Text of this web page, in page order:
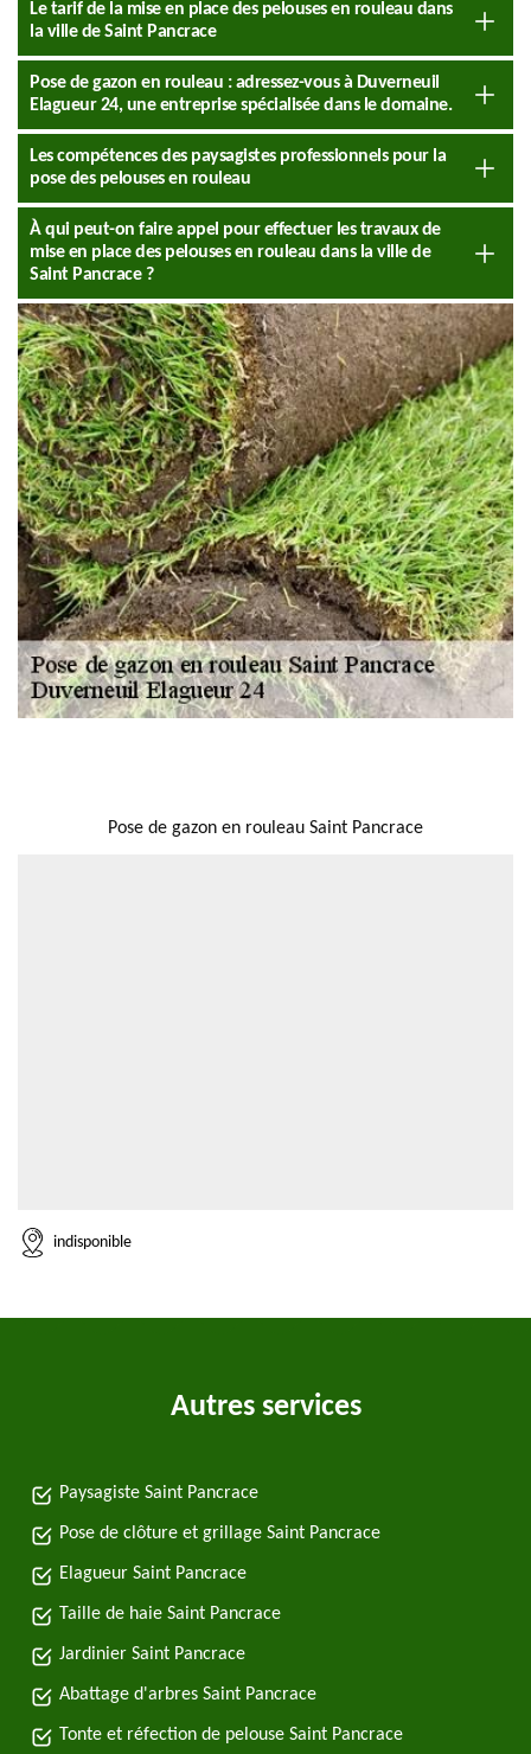
Le tarif de la mise en place des pelouses en rouleau dans
la ville de Saint Pancrace
Pose de gazon en rouleau : adressez-vous à Duverneuil
Elagueur 24, une entreprise spécialisée dans le domaine.
Les compétences des paysagistes professionnels pour la
pose des pelouses en rouleau
À qui peut-on faire appel pour effectuer les travaux de
mise en place des pelouses en rouleau dans la ville de
Saint Pancrace ?
Pose de gazon en rouleau Saint Pancrace
indisponible
Autres services
Paysagiste Saint Pancrace
Pose de clôture et grillage Saint Pancrace
Elagueur Saint Pancrace
Taille de haie Saint Pancrace
Jardinier Saint Pancrace
Abattage d'arbres Saint Pancrace
Tonte et réfection de pelouse Saint Pancrace